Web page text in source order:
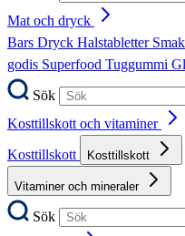
Mat och dryck
Bars Dryck Halstabletter
godis Superfood Tuggummi
Sök
Kosttillskott och vitaminer
Kosttillskott
Kosttillskott
Vitaminer och mineraler
Sök